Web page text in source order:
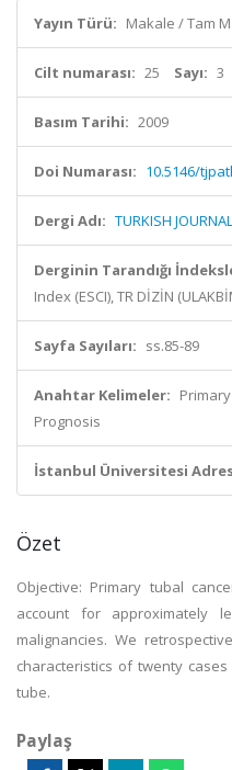
Yayın Türü: Makale / Tam
Cilt numarası: 25 Sayı: 3
Basım Tarihi: 2009
Doi Numarası: 10.5146/
Dergi Adı: TURKISH
Derginin Tarandığı
Index (ESCI), TR DİZİN
Sayfa Sayıları: ss.85-89
Anahtar Kelimeler:
Prognosis
İstanbul Üniversitesi
Özet
Objective: Primary tubal
account for approximately
malignancies. We
characteristics of twenty
tube.
Paylaş